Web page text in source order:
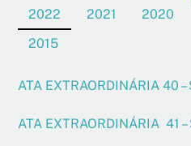
2022 2021 2020
2015
ATA EXTRAORDINÁRIA 40
ATA EXTRAORDINÁRIA 41